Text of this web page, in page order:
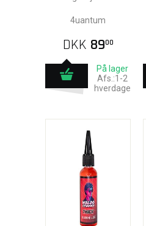
4uantum
DKK 8900
På lager
Afs.:1-2
hverdage